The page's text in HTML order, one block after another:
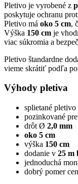
Pletivo je vyrobené z
poskytuje ochranu
Pletivo má oko 5 cm,
Výška 150 cm je
viac súkromia a
Pletivo štandardne
vieme skrátiť podľa
Výhody pletiva
splietané
pozinkované
drôt Ø 2,0 mm
oko 5 cm
výška 150 cm
dodanie v 25 m
jednoduchá
dobrý pomer